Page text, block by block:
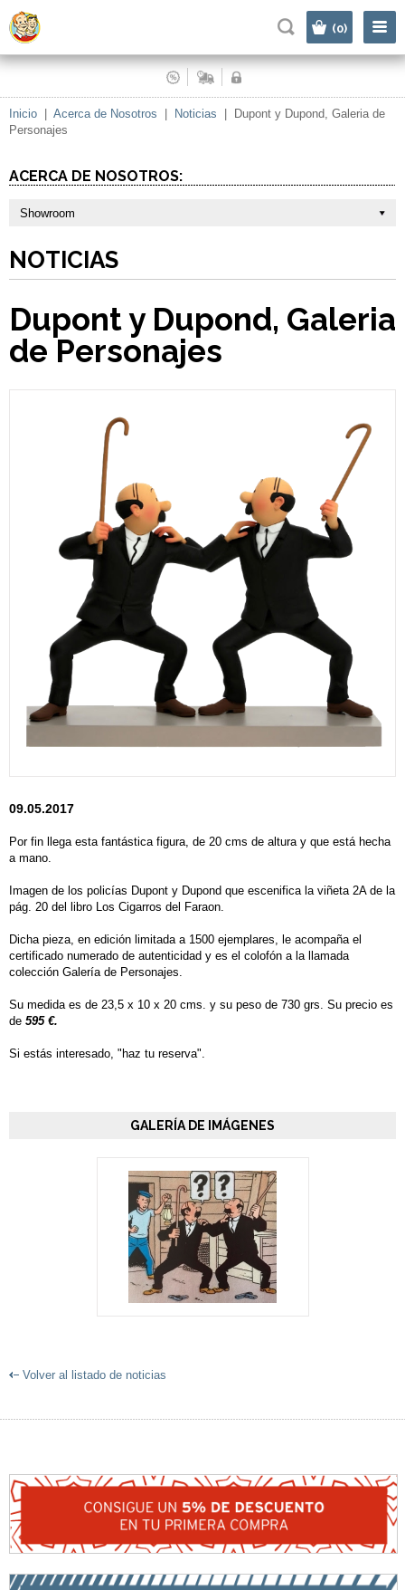
(0)
Inicio Acerca de Nosotros Noticias
Dupont y Dupond, Galeria de
Personajes
ACERCA DE NOSOTROS:
Showroom
NOTICIAS
Dupont y Dupond, Galeria
de Personajes
09.05.2017
Por fin llega esta fantástica figura, de 20 cms de altura y que está hecha
a mano.
Imagen de los policías Dupont y Dupond que escenifica la viñeta 2A de la
pág. 20 del libro Los Cigarros del Faraon.
Dicha pieza, en edición limitada a 1500 ejemplares, le acompaña el
certificado numerado de autenticidad y es el colofón a la llamada
colección Galería de Personajes.
Su medida es de 23,5 x 10 x 20 cms. y su peso de 730 grs. Su precio es
de 595 €.
Si estás interesado, "haz tu reserva".
GALERÍA DE IMÁGENES
Volver al listado de noticias